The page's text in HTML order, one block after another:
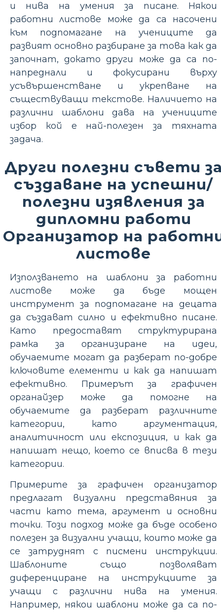
и нива на умения за писане. Някои
работни листове може да са насочени
към подпомагане на учениците да
развият основно разбиране за това как да
започнат, докато други може да са по-
напреднали и фокусирани върху
усъвършенстване и укрепване на
съществуващи текстове. Наличието на
различни шаблони дава на учениците
избор кой е най-полезен за тяхната
задача.
Други полезни съвети
създаване на успешни/
полезни изявления за
дипломни работи
Организатор на
листове
Използването на шаблони за работни
листове може да бъде мощен
инструмент за подпомагане на децата
да създават силно и ефективно писане.
Като предоставят структурирана
рамка за организиране на идеи,
обучаемите могат да разберат по-добре
ключовите елементи и как да напишат
ефективно. Примерът за графичен
органайзер може да помогне на
обучаемите да разберат различните
категории, като аргументация,
аналитичност или експозиция, и как да
напишат нещо, което се вписва в тези
категории.
Примерите за графичен организатор
предлагат визуални представяния за
части като тема, аргумент и основни
точки. Този подход може да бъде особено
полезен за визуални учащи, които може да
се затруднят с писмени инструкции.
Шаблоните също позволяват
диференциране на инструкциите за
учащи с различни нива на умения.
Например, някои шаблони може да са по-